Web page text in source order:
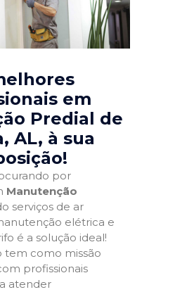
em
Predial de
AL, à sua
por
Manutenção
serviços de ar
elétrica e
é a solução ideal!
tem como missão
profissionais
atender